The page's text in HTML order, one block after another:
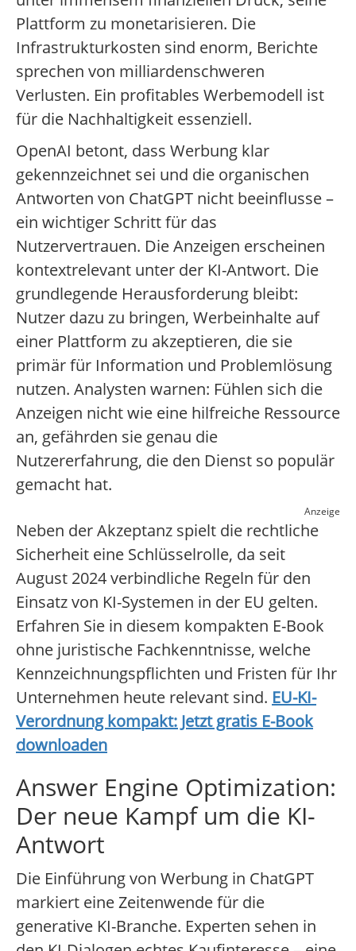
Plattform zu monetarisieren. Die
Infrastrukturkosten sind enorm, Berichte
sprechen von milliardenschweren
Verlusten. Ein profitables Werbemodell ist
für die Nachhaltigkeit essenziell.
OpenAI betont, dass Werbung klar
gekennzeichnet sei und die organischen
Antworten von ChatGPT nicht beeinflusse –
ein wichtiger Schritt für das
Nutzervertrauen. Die Anzeigen erscheinen
kontextrelevant unter der KI-Antwort. Die
grundlegende Herausforderung bleibt:
Nutzer dazu zu bringen, Werbeinhalte auf
einer Plattform zu akzeptieren, die sie
primär für Information und Problemlösung
nutzen. Analysten warnen: Fühlen sich die
Anzeigen nicht wie eine hilfreiche Ressource
an, gefährden sie genau die
Nutzererfahrung, die den Dienst so populär
gemacht hat.
Anzeige
Neben der Akzeptanz spielt die rechtliche
Sicherheit eine Schlüsselrolle, da seit
August 2024 verbindliche Regeln für den
Einsatz von KI-Systemen in der EU gelten.
Erfahren Sie in diesem kompakten E-Book
ohne juristische Fachkenntnisse, welche
Kennzeichnungspflichten und Fristen für Ihr
Unternehmen heute relevant sind. EU-KI-
Verordnung kompakt: Jetzt gratis E-Book
downloaden
Answer Engine Optimization:
Der neue Kampf um die KI-
Antwort
Die Einführung von Werbung in ChatGPT
markiert eine Zeitenwende für die
generative KI-Branche. Experten sehen in